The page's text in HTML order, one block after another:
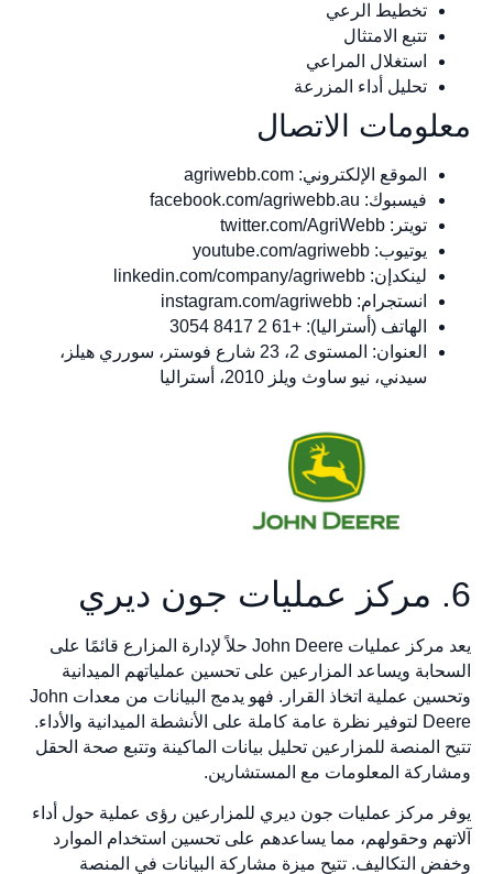
تخطيط الرعي
تتبع الامتثال
استغلال المراعي
تحليل أداء المزرعة
معلومات الاتصال
الموقع الإلكتروني: agriwebb.com
فيسبوك: facebook.com/agriwebb.au
تويتر: twitter.com/AgriWebb
يوتيوب: youtube.com/agriwebb
لينكدإن: linkedin.com/company/agriwebb
انستجرام: instagram.com/agriwebb
الهاتف (أستراليا): +61 2 8417 3054
العنوان: المستوى 2، 23 شارع فوستر، سورري هيلز،
سيدني، نيو ساوث ويلز 2010، أستراليا
6. مركز عمليات جون ديري
يعد مركز عمليات John Deere حلاً لإدارة المزارع قائمًا على
السحابة ويساعد المزارعين على تحسين عملياتهم الميدانية
وتحسين عملية اتخاذ القرار. فهو يدمج البيانات من معدات John
Deere لتوفير نظرة عامة كاملة على الأنشطة الميدانية والأداء.
تتيح المنصة للمزارعين تحليل بيانات الماكينة وتتبع صحة الحقل
ومشاركة المعلومات مع المستشارين.
يوفر مركز عمليات جون ديري للمزارعين رؤى عملية حول أداء
آلاتهم وحقولهم، مما يساعدهم على تحسين استخدام الموارد
وخفض التكاليف. تتيح ميزة مشاركة البيانات في المنصة